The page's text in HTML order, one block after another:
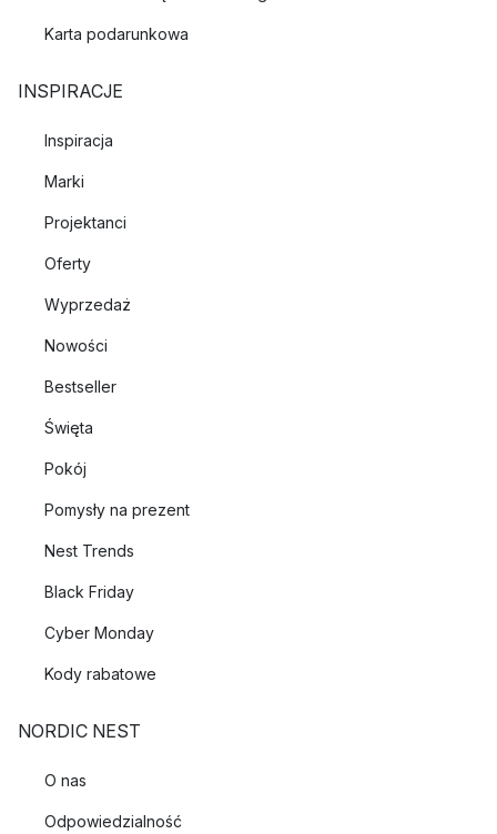
Karta podarunkowa
INSPIRACJE
Inspiracja
Marki
Projektanci
Oferty
Wyprzedaż
Nowości
Bestseller
Święta
Pokój
Pomysły na prezent
Nest Trends
Black Friday
Cyber Monday
Kody rabatowe
NORDIC NEST
O nas
Odpowiedzialność